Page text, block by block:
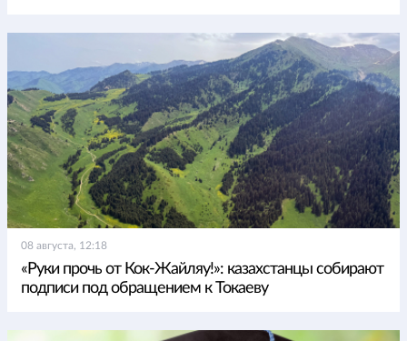
08 августа, 12:18
«Руки прочь от Кок-Жайляу!»: казахстанцы собирают
подписи под обращением к Токаеву